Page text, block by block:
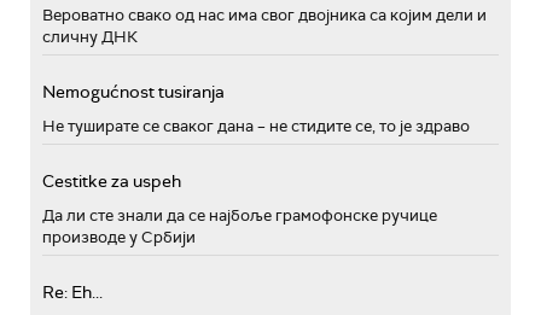
Вероватно свако од нас има свог двојника са којим дели и
сличну ДНК
Nemogućnost tusiranja
Не туширате се сваког дана – не стидите се, то је здраво
Cestitke za uspeh
Да ли сте знали да се најбоље грамофонске ручице
производе у Србији
Re: Eh...